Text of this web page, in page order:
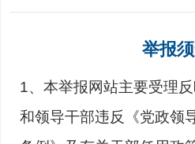
举报
1、本举报网站主要受理
和领导干部违反《党政领